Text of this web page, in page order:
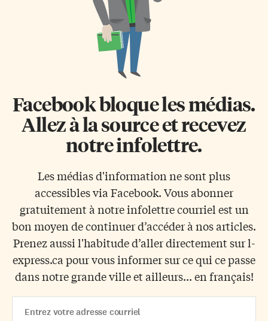
Facebook bloque les médias.
Allez à la source et recevez
notre infolettre.
Les médias d'information ne sont plus
accessibles via Facebook. Vous abonner
gratuitement à notre infolettre courriel est un
bon moyen de continuer d’accéder à nos articles.
Prenez aussi l'habitude d’aller directement sur l-
express.ca pour vous informer sur ce qui ce passe
dans notre grande ville et ailleurs... en français!
Address